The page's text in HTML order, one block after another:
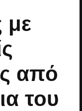
με
από
του